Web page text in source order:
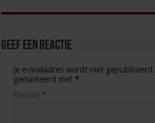
Geef een reactie
Je e-mailadres wordt niet gepubliceerd.
gemarkeerd met *
Reactie *